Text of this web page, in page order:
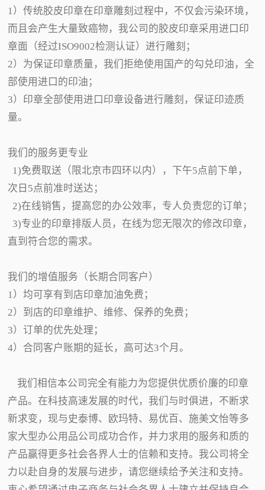
1）传统胶皮印章在印章雕刻过程中，不仅会污染环境，
而且会产生大量致癌物，我公司的胶皮印章采用进口印
章面（经过ISO9002检测认证）进行雕刻；
2）为保证印章质量，我们拒绝使用国产的勾兑印油，全
部使用进口的印油；
3）印章全部使用进口印章设备进行雕刻，保证印迹质
量。
我们的服务更专业
1)免费取送（限北京市四环以内），下午5点前下单，
次日5点前准时送达；
2)在线销售，提高您的办公效率，专人负责您的订单；
3)专业的印章排版人员，在线为您无限次的修改印章，
直到符合您的需求。
我们的增值服务（长期合同客户）
1）均可享有到店印章加油免费；
2）到店的印章维护、维修、保养的免费；
3）订单的优先处理；
4）合同客户账期的延长，高可达3个月。
我们相信本公司完全有能力为您提供优质价廉的印章
产品。在科技高速发展的时代，我们与时俱进，不断求
新求变，现与史泰博、欧玛特、易优百、施美文怡等多
家大型办公用品公司成功合作，并力求用的服务和质的
产品赢得更多社会各界人士的信赖和支持。我公司将全
力以赴自身的发展与进步，请您继续给予关注和支持。